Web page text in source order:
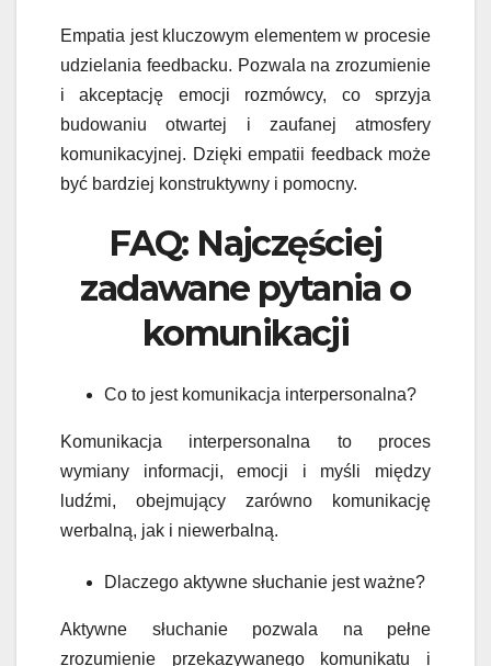
Empatia jest kluczowym elementem w procesie
udzielania feedbacku. Pozwala na zrozumienie
i akceptację emocji rozmówcy, co sprzyja
budowaniu otwartej i zaufanej atmosfery
komunikacyjnej. Dzięki empatii feedback może
być bardziej konstruktywny i pomocny.
FAQ: Najczęściej
zadawane pytania o
komunikacji
Co to jest komunikacja interpersonalna?
Komunikacja interpersonalna to proces
wymiany informacji, emocji i myśli między
ludźmi, obejmujący zarówno komunikację
werbalną, jak i niewerbalną.
Dlaczego aktywne słuchanie jest ważne?
Aktywne słuchanie pozwala na pełne
zrozumienie przekazywanego komunikatu i